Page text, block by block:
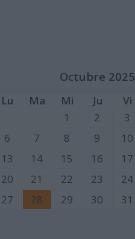
Octubre 2025
Lu Ma Mi Ju Vi
1
2 3
6
7 8 9 10
13
14 15 16 17
20
21 22 23 24
27
28 29 30 31